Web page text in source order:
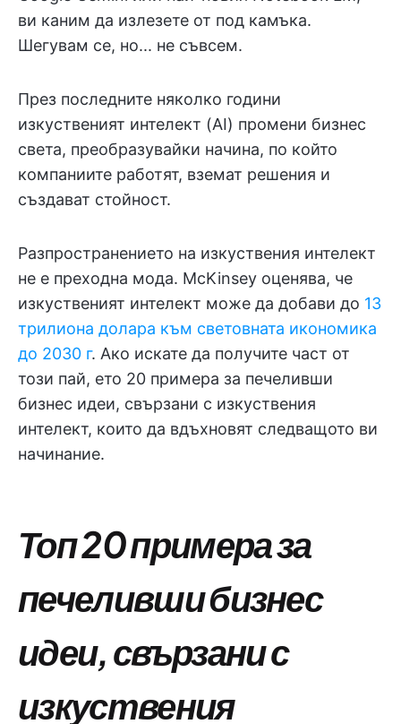
ви каним да излезете от под камъка.
Шегувам се, но... не съвсем.
През последните няколко години
изкуственият интелект (AI) промени бизнес
света, преобразувайки начина, по който
компаниите работят, вземат решения и
създават стойност.
Разпространението на изкуствения интелект
не е преходна мода. McKinsey оценява, че
изкуственият интелект може да добави до 13
трилиона долара към световната икономика
до 2030 г. Ако искате да получите част от
този пай, ето 20 примера за печеливши
бизнес идеи, свързани с изкуствения
интелект, които да вдъхновят следващото ви
начинание.
Топ 20 примера за
печеливши бизнес
идеи, свързани с
изкуствения